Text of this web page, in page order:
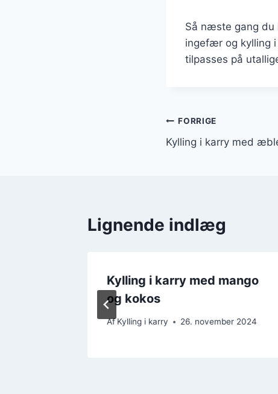
Så næste gang du
ingefær og kylling
tilpasses på
FORRIGE
Kylling i karry med
Lignende indlæg
Kylling i karry med mango
og kokos
Af Kylling i karry 26. november 2024